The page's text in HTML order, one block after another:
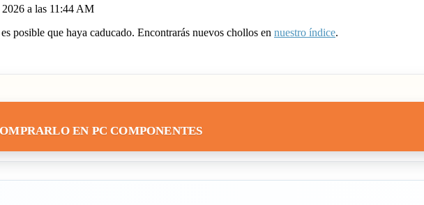
2026 a las 11:44 AM
posible que haya caducado. Encontrarás nuevos chollos en nuestro índice.
EN PC COMPONENTES